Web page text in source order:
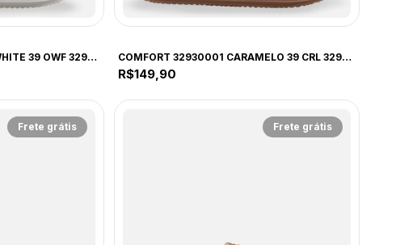
COMFORT 32930001 OFF WHITE 39 OWF 32930001 OFF WHITE
COMFORT 32930001 CARAMELO 39 CRL 32930001 CARAMELO
R$149,90
Frete grátis Frete grátis